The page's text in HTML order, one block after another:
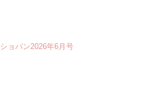
ショパン2026年6月号